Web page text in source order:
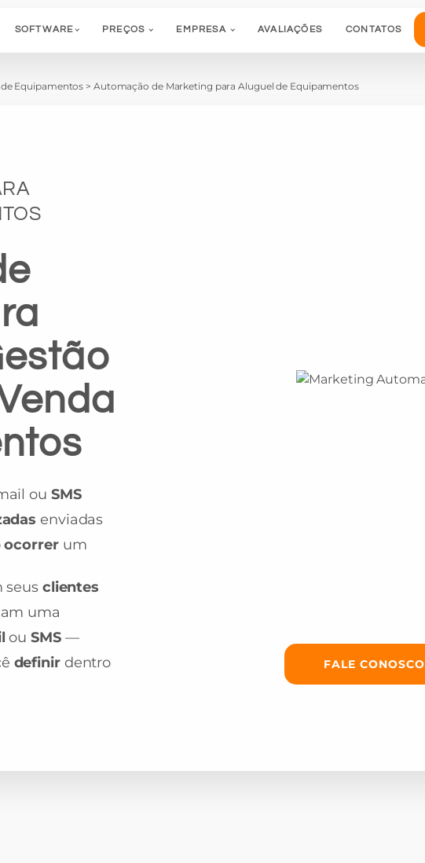
SOFTWARE PREÇOS EMPRESA AVALIAÇÕES CONTATOS
Equipamentos > Automação de Marketing para Aluguel de Equipamentos
ou SMS
enviadas
ocorrerum
clientes
uma
ouSMS—
definirdentro
FALE CONOSCO